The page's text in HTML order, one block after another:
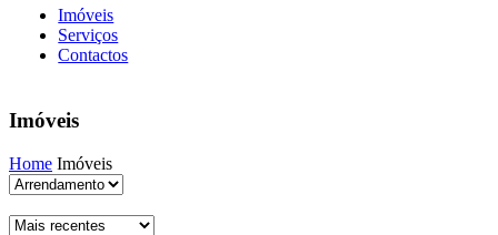
Imóveis
Serviços
Contactos
Imóveis
Home Imóveis